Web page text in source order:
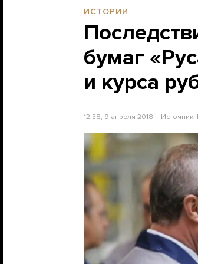
ИСТОРИИ
бумаг
и курса
12:58, 9 апреля 2018 Источник: